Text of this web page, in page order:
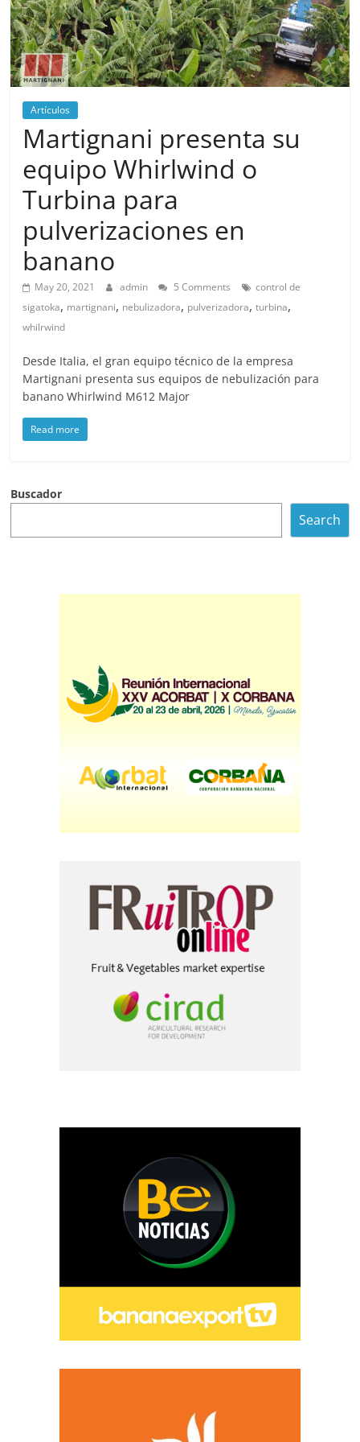
Artículos
Martignani presenta su
equipo Whirlwind o
Turbina para
pulverizaciones en
banano
May 20, 2021 admin 5 Comments
control de
sigatoka, martignani, nebulizadora, pulverizadora,turbina,
whilrwind
Desde Italia, el gran equipo técnico de la empresa
Martignani presenta sus equipos de nebulización para
banano Whirlwind M612 Major
Read more
Buscador
Search